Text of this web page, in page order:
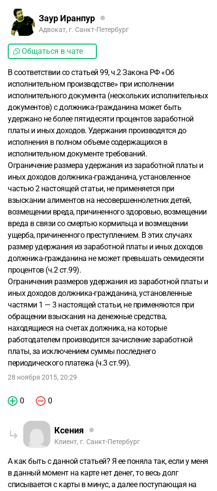
Заур Иранпур
Адвокат, г. Санкт-Петербург
Общаться в чате
В соответствии со статьей 99, ч.2 Закона РФ «Об
исполнительном производстве» при исполнении
исполнительного документа (нескольких исполнительных
документов) с должника-гражданина может быть
удержано не более пятидесяти процентов заработной
платы и иных доходов. Удержания производятся до
исполнения в полном объеме содержащихся в
исполнительном документе требований.
Ограничение размера удержания из заработной платы и
иных доходов должника-гражданина, установленное
частью 2 настоящей статьи, не применяется при
взыскании алиментов на несовершеннолетних детей,
возмещении вреда, причиненного здоровью, возмещении
вреда в связи со смертью кормильца и возмещении
ущерба, причиненного преступлением. В этих случаях
размер удержания из заработной платы и иных доходов
должника-гражданина не может превышать семидесяти
процентов (ч.2 ст.99).
Ограничения размеров удержания из заработной платы и
иных доходов должника-гражданина, установленные
частями 1 — 3 настоящей статьи, не применяются при
обращении взыскания на денежные средства,
находящиеся на счетах должника, на которые
работодателем производится зачисление заработной
платы, за исключением суммы последнего
периодического платежа (ч.3 ст.99).
28 ноября 2015, 20:29
0 0
Ксения
Клиент, г. Санкт-Петербург
А как быть с данной статьей? Я ее поняла так, если у меня
в данный момент на карте нет денег, то весь долг
списывается с карты в минус, а далее поступающая на